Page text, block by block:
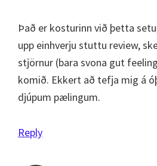
Það er kosturinn við þetta
upp einhverju stuttu review,
stjörnur (bara svona gut
komið. Ekkert að tefja mig á
djúpum pælingum.
Reply